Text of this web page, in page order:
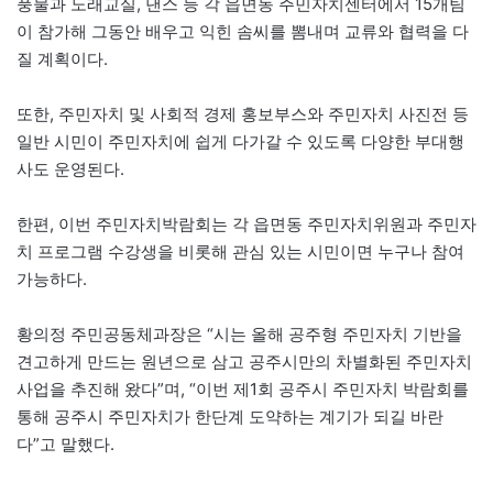
풍물과 노래교실, 댄스 등 각 읍면동 주민자치센터에서 15개팀
이 참가해 그동안 배우고 익힌 솜씨를 뽐내며 교류와 협력을 다
질 계획이다.
또한, 주민자치 및 사회적 경제 홍보부스와 주민자치 사진전 등
일반 시민이 주민자치에 쉽게 다가갈 수 있도록 다양한 부대행
사도 운영된다.
한편, 이번 주민자치박람회는 각 읍면동 주민자치위원과 주민자
치 프로그램 수강생을 비롯해 관심 있는 시민이면 누구나 참여
가능하다.
황의정 주민공동체과장은 “시는 올해 공주형 주민자치 기반을
견고하게 만드는 원년으로 삼고 공주시만의 차별화된 주민자치
사업을 추진해 왔다”며, “이번 제1회 공주시 주민자치 박람회를
통해 공주시 주민자치가 한단계 도약하는 계기가 되길 바란
다”고 말했다.